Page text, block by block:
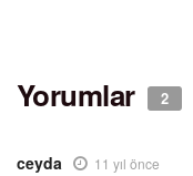
Yorumlar 2
ceyda 11 yıl önce